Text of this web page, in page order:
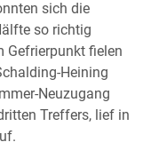
sich die
so richtig
Gefrierpunkt fielen
Heining
Neuzugang
Treffers, lief in